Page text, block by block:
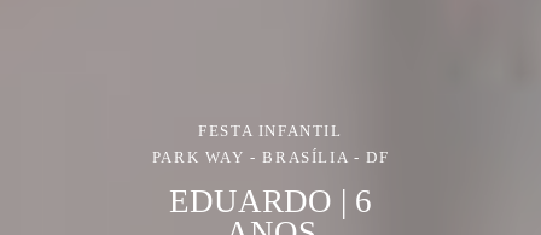
FESTA INFANTIL
PARK WAY - BRASÍLIA - DF
EDUARDO | 6